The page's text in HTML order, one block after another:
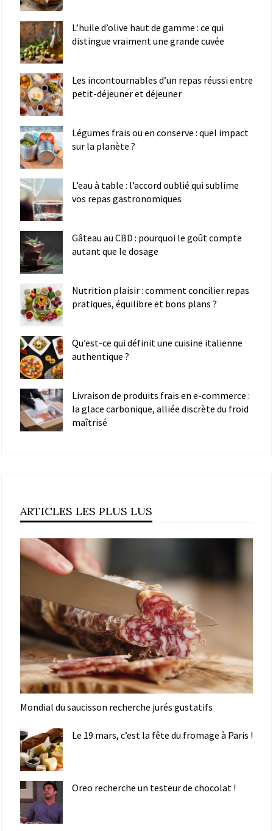
L’huile d’olive haut de gamme : ce qui
distingue vraiment une grande cuvée
Les incontournables d’un repas réussi entre
petit-déjeuner et déjeuner
Légumes frais ou en conserve : quel impact
sur la planète ?
L’eau à table : l’accord oublié qui sublime
vos repas gastronomiques
Gâteau au CBD : pourquoi le goût compte
autant que le dosage
Nutrition plaisir : comment concilier repas
pratiques, équilibre et bons plans ?
Qu’est-ce qui définit une cuisine italienne
authentique ?
Livraison de produits frais en e-commerce :
la glace carbonique, alliée discrète du froid
maîtrisé
ARTICLES LES PLUS LUS
Mondial du saucisson recherche jurés gustatifs
Le 19 mars, c’est la fête du fromage à Paris !
Oreo recherche un testeur de chocolat !